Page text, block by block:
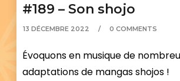
#189 – Son shojo
13 DÉCEMBRE 2022 0 COMMENTS
Évoquons en musique de
adaptations de mangas shojos !